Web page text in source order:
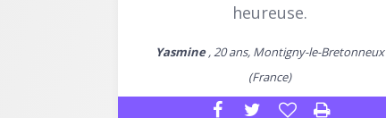
heureuse.
Yasmine, 20 ans, Montigny-le-Bretonneux
(France)